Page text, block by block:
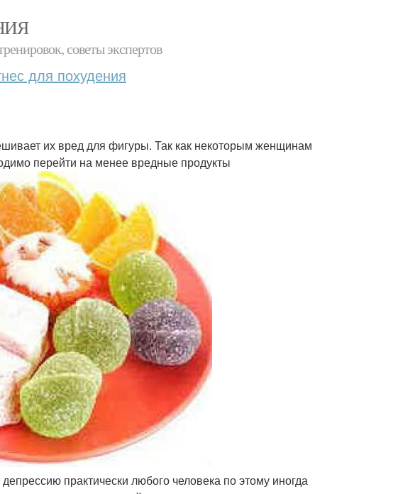
советы экспертов
для похудения
их вред для фигуры. Так как некоторым женщинам
перейти на менее вредные продукты
практически любого человека по этому иногда